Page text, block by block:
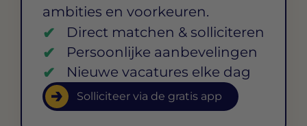
ambities en voorkeuren.
Direct matchen & solliciteren
Persoonlijke aanbevelingen
Nieuwe vacatures elke dag
Solliciteer via de gratis app